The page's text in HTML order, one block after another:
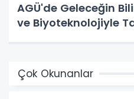
AGÜ'de Geleceğin
ve Biyoteknolojiyle
Çok Okunanlar